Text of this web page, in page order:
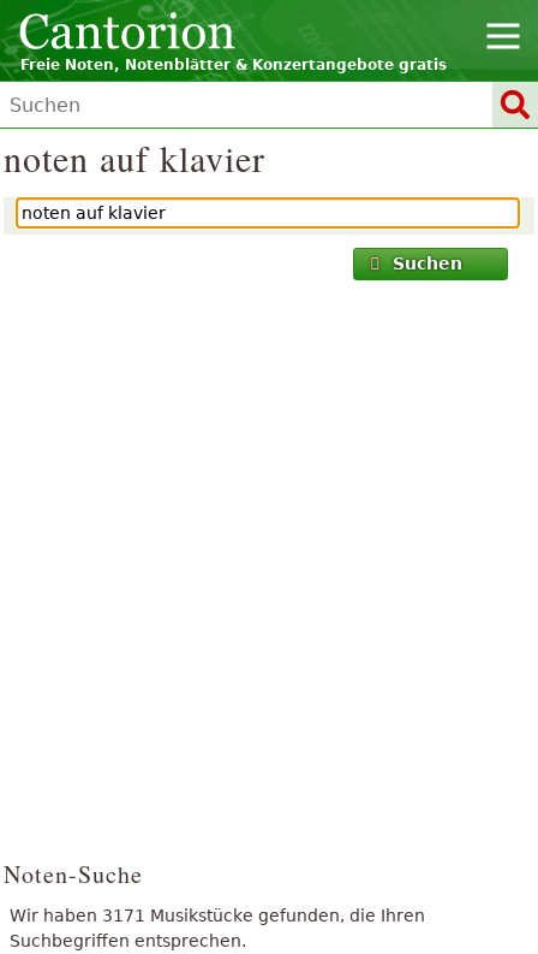
Freie Noten, Notenblätter & Konzertangebote gratis
noten auf klavier
Suchen
Noten-Suche
Wir haben 3171 Musikstücke gefunden, die Ihren
Suchbegriffen entsprechen.